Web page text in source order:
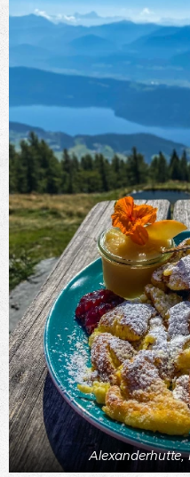
Alexanderhutte,